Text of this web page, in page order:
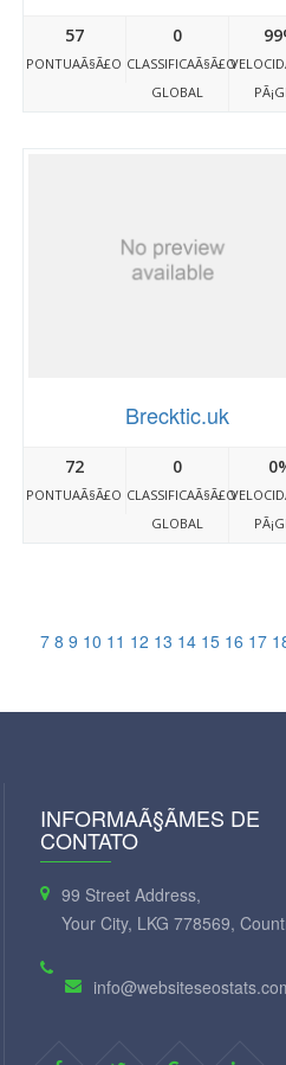
57
PONTUAÃ§Ã£O
0
CLASSIFICAÃ§Ã£O
GLOBAL
Brecktic.uk
72
PONTUAÃ§Ã£O
0
CLASSIFICAÃ§Ã£O
GLOBAL
7 8 9 10 11 12 13 14 15 16 17
INFORMAÃ§ÃΜES DE
CONTATO
99 Street Address,
Your City, LKG 778569,